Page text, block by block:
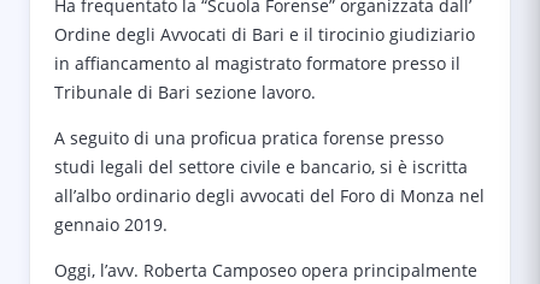
Ha frequentato la “Scuola Forense” organizzata dall’
Ordine degli Avvocati di Bari e il tirocinio giudiziario
in affiancamento al magistrato formatore presso il
Tribunale di Bari sezione lavoro.
A seguito di una proficua pratica forense presso
studi legali del settore civile e bancario, si è iscritta
all’albo ordinario degli avvocati del Foro di Monza nel
gennaio 2019.
Oggi, l’avv. Roberta Camposeo opera principalmente